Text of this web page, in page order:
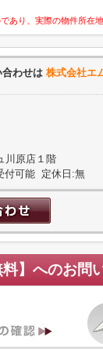
り、実際の物件所在
わせは 株式会社エ
川原店１階
付可能 定休日:無
】 へのお問